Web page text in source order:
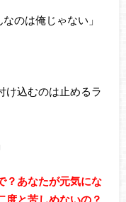
のは俺じゃない」
け込むのは止めるラ
？あなたが元気にな
度と苦しめないの？